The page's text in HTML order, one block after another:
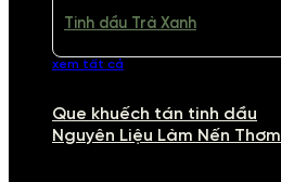
Tinh dầu Trà Xanh
xem tất cả
Que khuếch tán tinh dầu
Nguyên Liệu Làm Nến Thơm